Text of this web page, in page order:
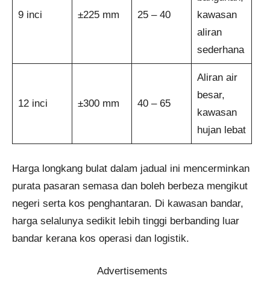
9 inci ±225 mm 25 – 40
kawasan
aliran
sederhana
12 inci ±300 mm 40 – 65
Aliran air
besar,
kawasan
hujan lebat
Harga longkang bulat dalam jadual ini mencerminkan
purata pasaran semasa dan boleh berbeza mengikut
negeri serta kos penghantaran. Di kawasan bandar,
harga selalunya sedikit lebih tinggi berbanding luar
bandar kerana kos operasi dan logistik.
Advertisements